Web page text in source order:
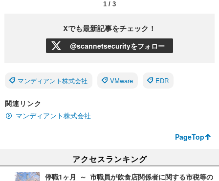
1 / 3
Xでも最新記事をチェック！
@scannetsecurityをフォロー
マンディアント株式会社 VMware EDR
関連リンク
マンディアント株式会社
PageTop
アクセスランキング
停職1ヶ月 ～ 市職員が飲食店関係者に関する市税等の